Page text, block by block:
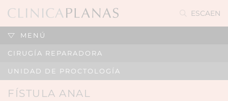
ESCAEN
MENÚ
CIRUGÍA REPARADORA
UNIDAD DE PROCTOLOGÍA
FÍSTULA ANAL